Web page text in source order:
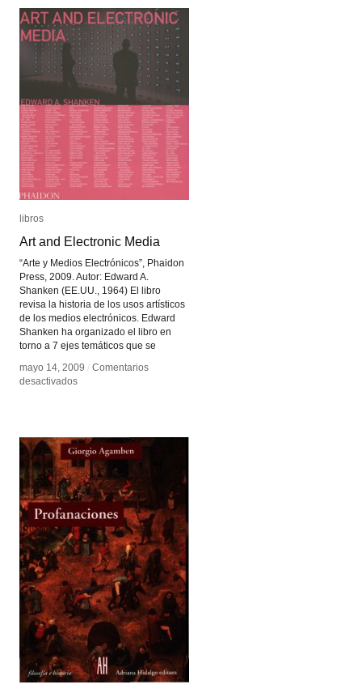
diseño
diseño
libros
Art and Electronic Media
“Arte y Medios Electrónicos”, Phaidon
Press, 2009. Autor: Edward A.
Shanken (EE.UU., 1964) El libro
revisa la historia de los usos artísticos
de los medios electrónicos. Edward
Shanken ha organizado el libro en
torno a 7 ejes temáticos que se
mayo 14, 2009 / Comentarios
desactivadosen
Media
libros
Art and Electronic Media
mayo 14, 2009 / Comentarios
desactivadosen
Media